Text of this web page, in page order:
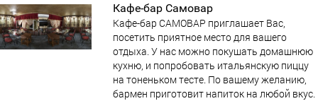
Кафе-бар Самовар
Кафе-бар САМОВАР приглашает Вас,
посетить приятное место для вашего
отдыха. У нас можно покушать домашнюю
кухню, и попробовать итальянскую пиццу
на тоненьком тесте. По вашему желанию,
бармен приготовит напиток на любой вкус.